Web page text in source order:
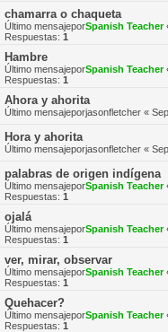
chamarra o chaqueta
Último mensajeporSpanish Teacher
Respuestas: 1
Hambre
Último mensajeporSpanish Teacher
Respuestas: 1
Ahora y ahorita
Último mensajeporjasonfletcher «
Hora y ahorita
Último mensajeporjasonfletcher «
palabras de origen indígena
Último mensajeporSpanish Teacher
Respuestas: 1
ojalá
Último mensajeporSpanish Teacher
Respuestas: 1
ver, mirar, observar
Último mensajeporSpanish Teacher
Respuestas: 1
Quehacer?
Último mensajeporSpanish Teacher
Respuestas: 1